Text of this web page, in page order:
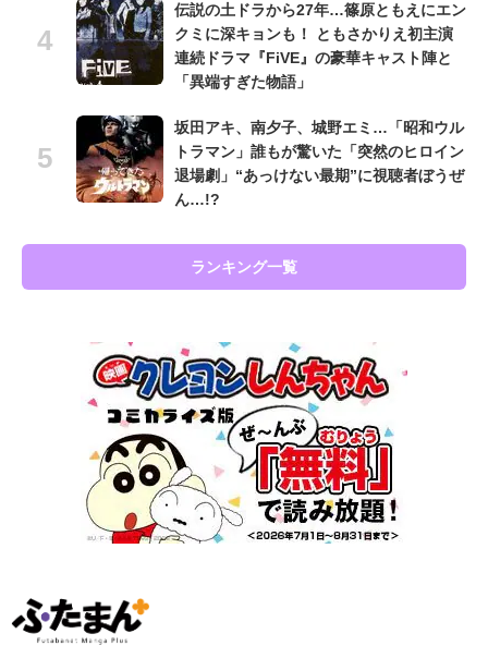
伝説の土ドラから27年…篠原ともえにエン
クミに深キョンも！ ともさかりえ初主演
連続ドラマ『FiVE』の豪華キャスト陣と
「異端すぎた物語」
坂田アキ、南夕子、城野エミ…「昭和ウル
トラマン」誰もが驚いた「突然のヒロイン
退場劇」“あっけない最期”に視聴者ぼうぜ
ん…!?
ランキング一覧